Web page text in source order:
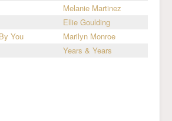
Melanie Martinez
Ellie Goulding
You
Marilyn Monroe
Years & Years